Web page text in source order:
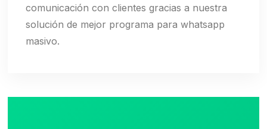
comunicación con clientes gracias a nuestra
solución de mejor programa para whatsapp
masivo.